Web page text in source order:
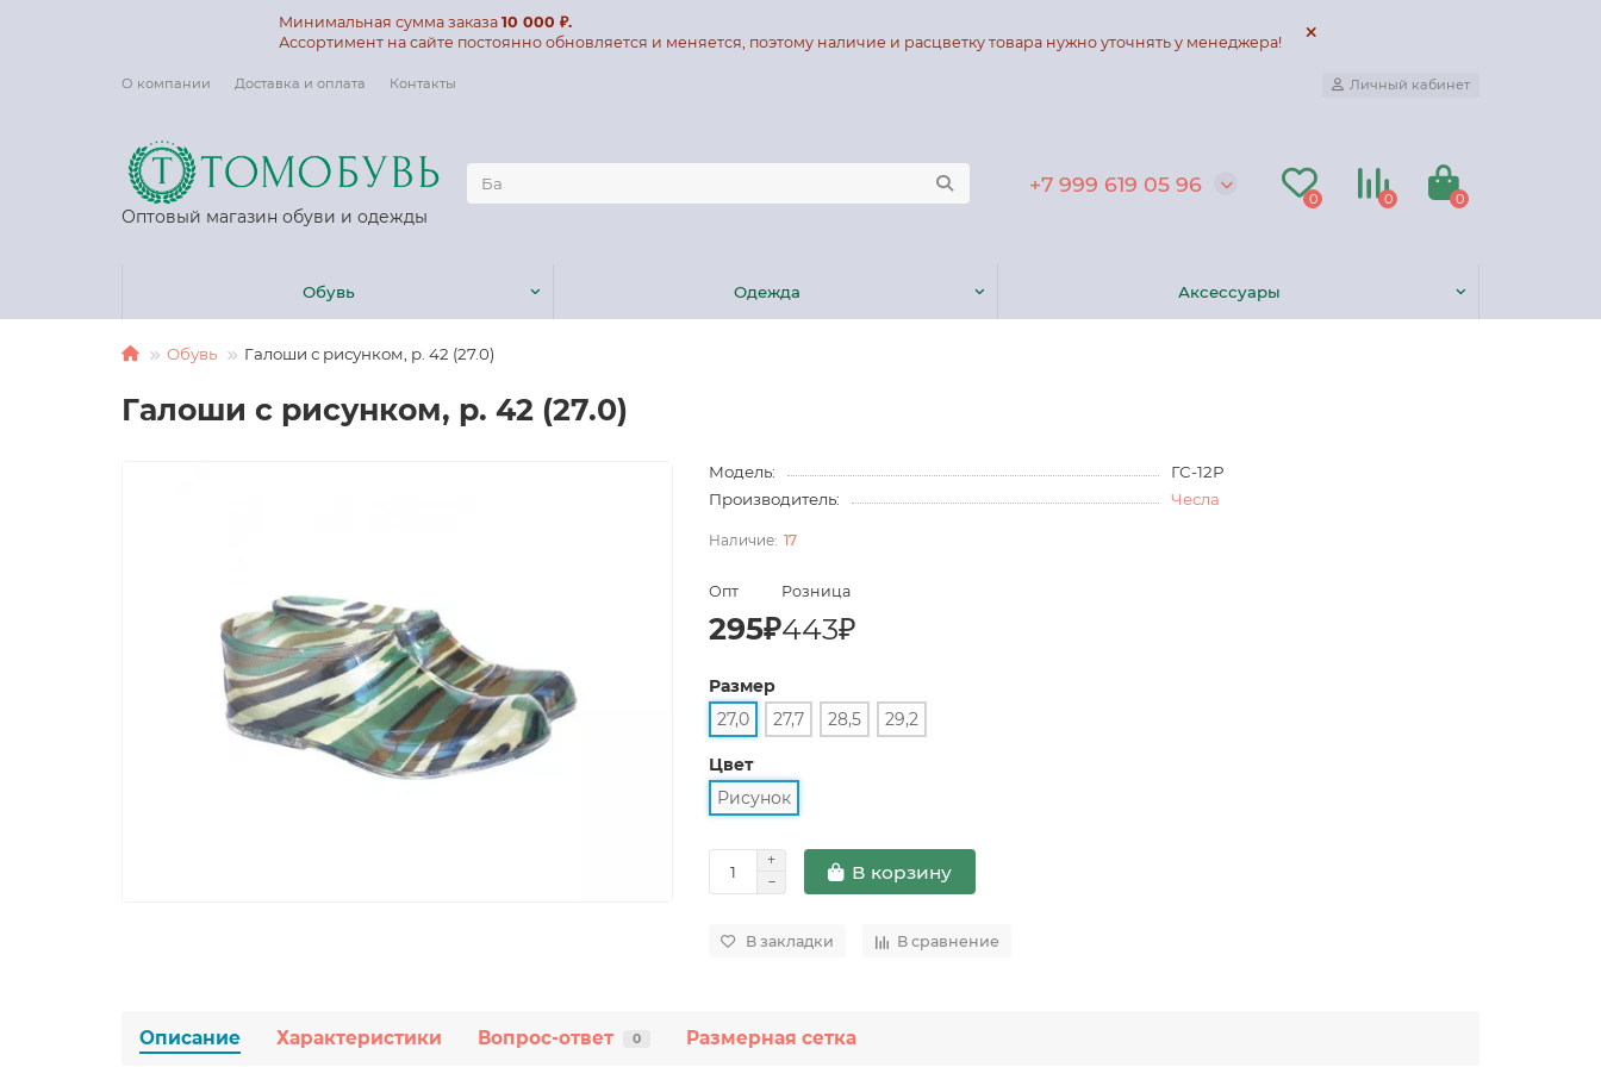
Минимальная сумма заказа 10 000 ₽.
Ассортимент на сайте постоянно обновляется и меняется, поэтому наличие и расцветку товара нужно уточнять у менеджера!
О компании Доставка и оплата Контакты Личный кабинет
Оптовый магазин обуви и одежды
+7 999 619 05 96
0 0 0
Обувь Одежда Аксессуары
Обувь Галоши с рисунком, р. 42 (27.0)
Галоши с рисунком, р. 42 (27.0)
Модель:
ГС-12Р
Производитель:
Чесла
17
Опт
295₽
Розница
443₽
Размер
27,0
27,7 28,5 29,2
Цвет
Рисунок
В корзину
В закладки В сравнение
Описание Характеристики Вопрос-ответ 0 Размерная сетка